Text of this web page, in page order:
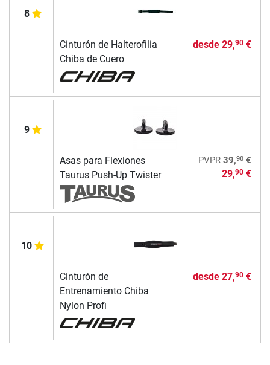
8
Cinturón de Halterofilia
Chiba de Cuero
desde 29,90€
9
Asas para Flexiones
Taurus Push-Up Twister
PVPR 39,90€
29,90€
10
Cinturón de
Entrenamiento Chiba
Nylon Profi
desde 27,90€